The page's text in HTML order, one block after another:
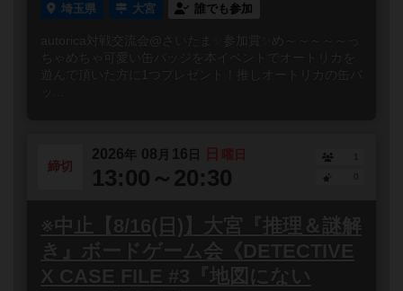
埼玉県 大宮 誰でも参加
autorica対戦交流会@さいたま✨参加賞✨め～～～～～っ
ちゃめちゃ可愛い缶バッジを本イベントでオートリカを
遊んで頂いた方に1つプレゼント！推しオートリカの缶バ
締切
2026年 08 月 16 日 日 曜日
13:00～20:30
1
※中止【8/16(日)】大宮『推理＆謎解
き』ボードゲーム会《DETECTIVE
X CASE FILE #3『地図にない